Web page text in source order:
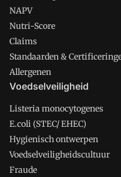
NAPV
Nutri-Score
Claims
Standaarden &
Allergenen
Voedselveiligheid
Listeria monocytogenes
E.coli (STEC/ EHEC)
Hygienisch ontwerpen
Voedselveiligheidscultuur
Fraude